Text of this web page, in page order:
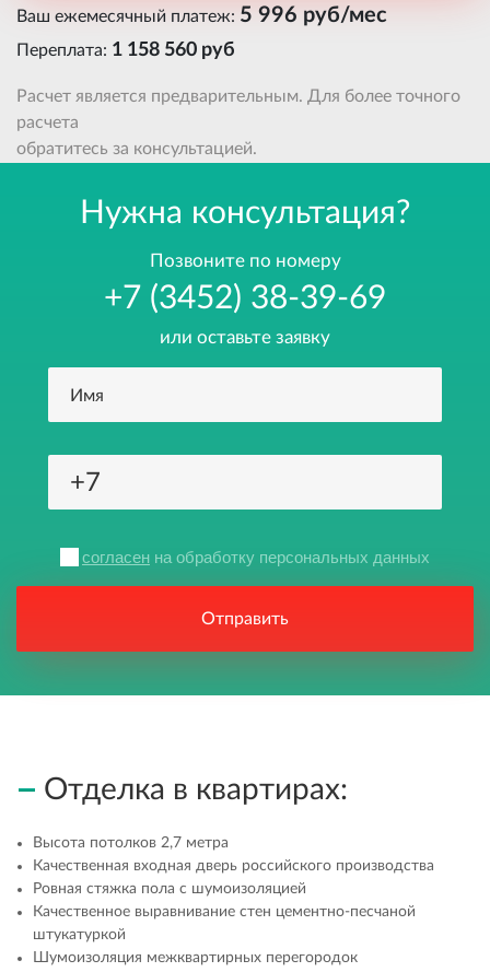
Ваш ежемесячный платеж: 5 996 руб/мес
Переплата: 1 158 560 руб
Расчет является предварительным. Для более точного
расчета
обратитесь за консультацией.
Нужна консультация?
Позвоните по номеру
+7 (3452) 38-39-69
или оставьте заявку
согласен на обработку персональных данных
Отправить
Отделка в квартирах:
Высота потолков 2,7 метра
Качественная входная дверь российского производства
Ровная стяжка пола с шумоизоляцией
Качественное выравнивание стен цементно-песчаной
штукатуркой
Шумоизоляция межквартирных перегородок